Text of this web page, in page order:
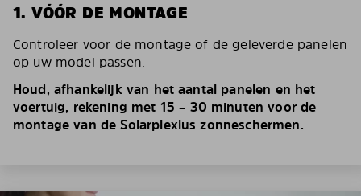
1. VÓÓR DE MONTAGE
Controleer voor de montage of de geleverde panelen
op uw model passen.
Houd, afhankelijk van het aantal panelen en het
voertuig, rekening met 15 – 30 minuten voor de
montage van de Solarplexius zonneschermen.